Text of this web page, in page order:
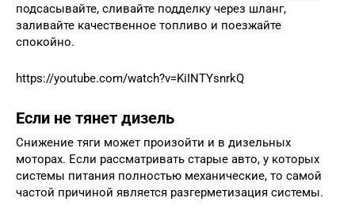
подсасывайте, сливайте подделку через шланг,
заливайте качественное топливо и поезжайте
спокойно.
https://youtube.com/watch?v=KiINTYsnrkQ
Если не тянет дизель
Снижение тяги может произойти и в дизельных
моторах. Если рассматривать старые авто, у которых
системы питания полностью механические, то самой
частой причиной является разгерметизация системы.